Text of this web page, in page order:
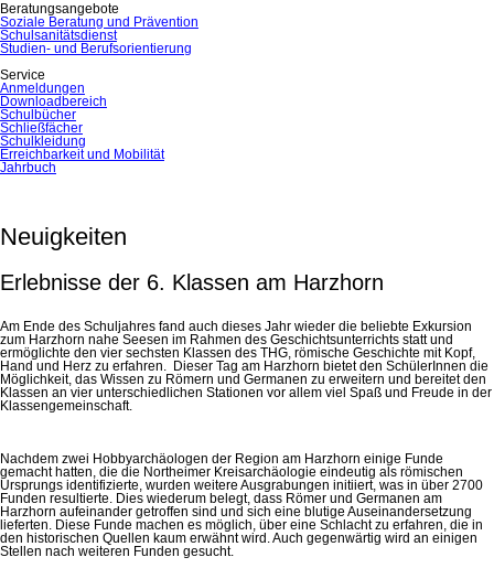
Beratungsangebote
Soziale Beratung und Prävention
Schulsanitätsdienst
Studien- und Berufsorientierung
Service
Anmeldungen
Downloadbereich
Schulbücher
Schließfächer
Schulkleidung
Erreichbarkeit und Mobilität
Jahrbuch
Neuigkeiten
Erlebnisse der 6. Klassen am Harzhorn
Am Ende des Schuljahres fand auch dieses Jahr wieder die beliebte Exkursion
zum Harzhorn nahe Seesen im Rahmen des Geschichtsunterrichts statt und
ermöglichte den vier sechsten Klassen des THG, römische Geschichte mit Kopf,
Hand und Herz zu erfahren. Dieser Tag am Harzhorn bietet den SchülerInnen die
Möglichkeit, das Wissen zu Römern und Germanen zu erweitern und bereitet den
Klassen an vier unterschiedlichen Stationen vor allem viel Spaß und Freude in der
Klassengemeinschaft.
Nachdem zwei Hobbyarchäologen der Region am Harzhorn einige Funde
gemacht hatten, die die Northeimer Kreisarchäologie eindeutig als römischen
Ursprungs identifizierte, wurden weitere Ausgrabungen initiiert, was in über 2700
Funden resultierte. Dies wiederum belegt, dass Römer und Germanen am
Harzhorn aufeinander getroffen sind und sich eine blutige Auseinandersetzung
lieferten. Diese Funde machen es möglich, über eine Schlacht zu erfahren, die in
den historischen Quellen kaum erwähnt wird. Auch gegenwärtig wird an einigen
Stellen nach weiteren Funden gesucht.